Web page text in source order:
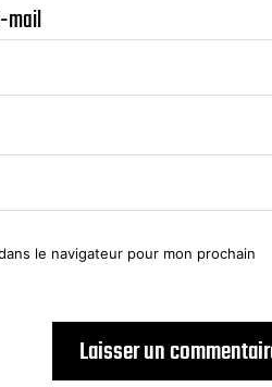
mail
le navigateur pour mon prochain